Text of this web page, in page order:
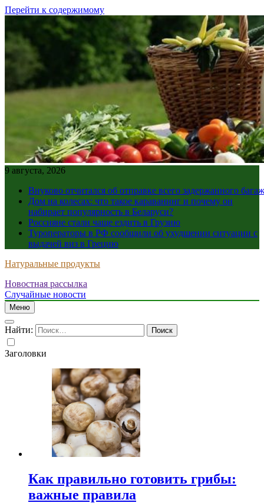
Перейти к содержимому
9 августа, 2026
Внуково отчитался об отправке всего задержанного
Дом на колесах: что такое караванинг и почему он
набирает популярность в Беларуси?
Россияне стали чаще ездить в Грузию
Туроператоры в РФ сообщили об ухудшении ситуации с
выдачей виз в Грецию
Натуральные продукты
Новостная рассылка
Случайные новости
Меню
Найти:
Заголовки
Как правильно готовить грибы:
важные правила